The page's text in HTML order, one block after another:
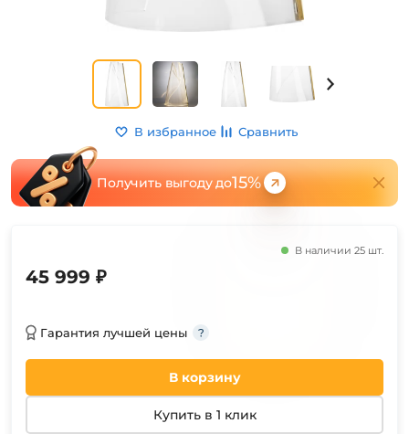
В избранное Сравнить
Получить выгоду до15%
В наличии 25 шт.
45 999 ₽
Гарантия лучшей цены
В корзину
Купить в 1 клик